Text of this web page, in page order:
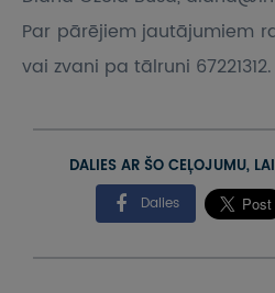
Par pārējiem jautājumiem
vai zvani pa tālruni 67221312.
DALIES AR ŠO CEĻOJUMU,
Dalies